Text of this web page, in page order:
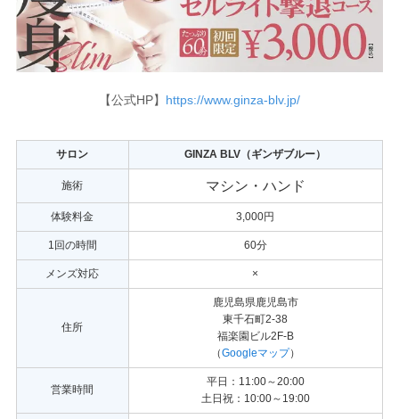
【公式HP】 https://www.ginza-blv.jp/
サロン GINZA BLV（ギンザブルー）
施術 マシン・ハンド
体験料金 3,000円
1回の時間 60分
メンズ対応 ×
住所
鹿児島県鹿児島市
東千石町2-38
福楽園ビル2F-B
（Googleマップ）
営業時間
平日：11:00～20:00
土日祝：10:00～19:00